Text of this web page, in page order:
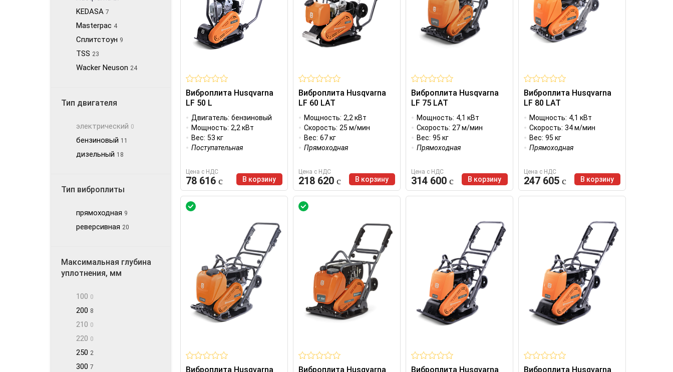
KEDASA 7
Masterpac 4
Сплитстоун 9
TSS 23
Wacker Neuson 24
Тип двигателя
электрический 0
бензиновый 11
дизельный 18
Тип виброплиты
прямоходная 9
реверсивная 20
Максимальная глубина
уплотнения, мм
100 0
200 8
210 0
220 0
250 2
300 7
Виброплита Husqvarna
LF 50 L
Двигатель: бензиновый
Мощность: 2,2 кВт
Вес: 53 кг
Поступательная
Цена с НДС
78 616 В корзину
Виброплита Husqvarna
LF 60 LAT
Мощность: 2,2 кВт
Скорость: 25 м/мин
Вес: 67 кг
Прямоходная
Цена с НДС
218 620 В корзину
Виброплита Husqvarna
LF 75 LAT
Мощность: 4,1 кВт
Скорость: 27 м/мин
Вес: 95 кг
Прямоходная
Цена с НДС
314 600 В корзину
Виброплита Husqvarna
LF 80 LAT
Мощность: 4,1 кВт
Скорость: 34 м/мин
Вес: 95 кг
Прямоходная
Цена с НДС
247 605 В корзину
Виброплита Husqvarna
Виброплита Husqvarna
Виброплита Husqvarna
Виброплита Husqvarna